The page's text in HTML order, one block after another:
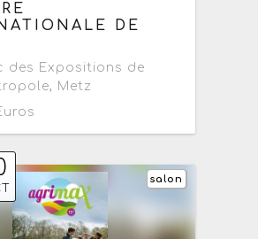
DE
des Expositions de
, Metz
salon